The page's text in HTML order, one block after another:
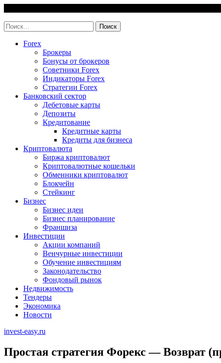
content
Найти:
Forex
Брокеры
Бонусы от брокеров
Советники Forex
Индикаторы Forex
Стратегии Forex
Банковский сектор
Дебетовые карты
Депозиты
Кредитование
Кредитные карты
Кредиты для бизнеса
Криптовалюта
Биржа криптовалют
Криптовалютные кошельки
Обменники криптовалют
Блокчейн
Стейкинг
Бизнес
Бизнес идеи
Бизнес планирование
Франшиза
Инвестиции
Акции компаний
Венчурные инвестиции
Обучение инвестициям
Законодательство
Фондовый рынок
Недвижимость
Тендеры
Экономика
Новости
invest-easy.ru
Простая стратегия Форекс — Возврат